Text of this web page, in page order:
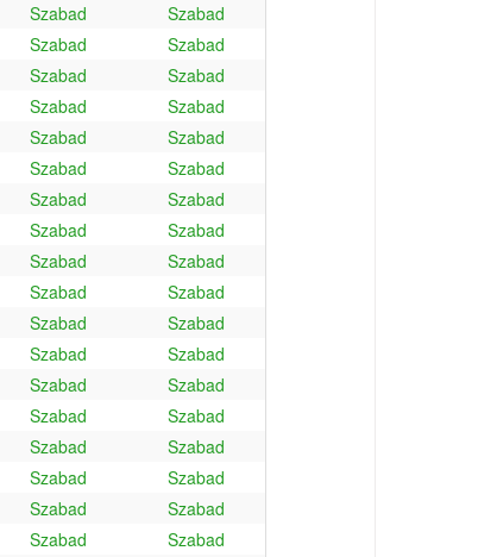
Szabad
Szabad
Szabad
Szabad
Szabad
Szabad
Szabad
Szabad
Szabad
Szabad
Szabad
Szabad
Szabad
Szabad
Szabad
Szabad
Szabad
Szabad
Szabad
Szabad
Szabad
Szabad
Szabad
Szabad
Szabad
Szabad
Szabad
Szabad
Szabad
Szabad
Szabad
Szabad
Szabad
Szabad
Szabad
Szabad